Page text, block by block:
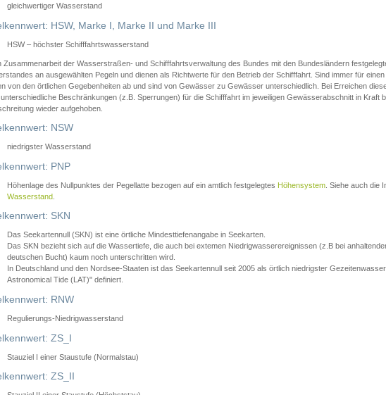
gleichwertiger Wasserstand
HSW, Marke I, Marke II und Marke III
HSW – höchster Schifffahrtswasserstand
Zusammenarbeit der Wasserstraßen- und Schifffahrtsverwaltung des Bundes mit den Bundesländern
an ausgewählten Pegeln und dienen als Richtwerte für den Betrieb der Schifffahrt. Sind immer für
von den örtlichen Gegebenheiten ab und sind von Gewässer zu Gewässer unterschiedlich. Bei Erreichen
Beschränkungen (z.B. Sperrungen) für die Schifffahrt im jeweiligen Gewässerabschnitt in Kraft
wieder aufgehoben.
NSW
niedrigster Wasserstand
PNP
Höhenlage des Nullpunktes der Pegellatte bezogen auf ein amtlich festgelegtes Höhensystem . Siehe auch die
Wasserstand
SKN
Das Seekartennull (SKN) ist eine örtliche Mindesttiefenangabe in Seekarten.
Das SKN bezieht sich auf die Wassertiefe, die auch bei extemen Niedrigwasserereignissen (z.B bei
deutschen Bucht) kaum noch unterschritten wird.
In Deutschland und den Nordsee-Staaten ist das Seekartennull seit 2005 als örtlich niedrigster
Astronomical Tide (LAT)" definiert.
RNW
Regulierungs-Niedrigwasserstand
ZS_I
Stauziel I einer Staustufe (Normalstau)
ZS_II